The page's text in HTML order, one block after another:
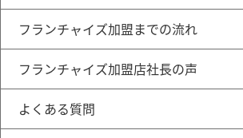
フランチャイズ加盟までの流れ
フランチャイズ加盟店社長の声
よくある質問